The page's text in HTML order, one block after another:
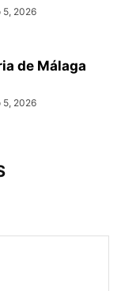
5, 2026
de Málaga
5, 2026